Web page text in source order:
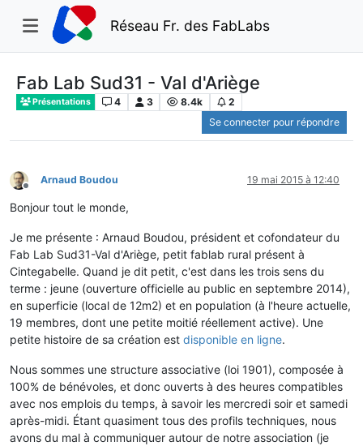
Réseau Fr. des FabLabs
Fab Lab Sud31 - Val d'Ariège
Présentations 4 3 8.4k
2
Se connecter pour répondre
Hors-ligne
Arnaud Boudou 19 mai 2015 à 12:40
Bonjour tout le monde,
Je me présente : Arnaud Boudou, président et cofondateur du
Fab Lab Sud31-Val d'Ariège, petit fablab rural présent à
Cintegabelle. Quand je dit petit, c'est dans les trois sens du
terme : jeune (ouverture officielle au public en septembre 2014),
en superficie (local de 12m2) et en population (à l'heure actuelle,
19 membres, dont une petite moitié réellement active). Une
petite histoire de sa création est disponible en ligne.
Nous sommes une structure associative (loi 1901), composée à
100% de bénévoles, et donc ouverts à des heures compatibles
avec nos emplois du temps, à savoir les mercredi soir et samedi
après-midi. Étant quasiment tous des profils techniques, nous
avons du mal à communiquer autour de notre association (je